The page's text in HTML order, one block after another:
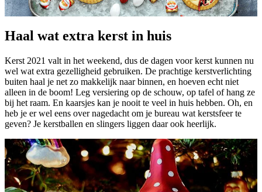
Haal wat extra kerst in huis
Kerst 2021 valt in het weekend, dus de dagen voor kerst kunnen nu
wel wat extra gezelligheid gebruiken. De prachtige kerstverlichting
buiten haal je net zo makkelijk naar binnen, en hoeven echt niet
alleen in de boom! Leg versiering op de schouw, op tafel of hang ze
bij het raam. En kaarsjes kan je nooit te veel in huis hebben. Oh, en
heb je er wel eens over nagedacht om je bureau wat kerstsfeer te
geven? Je kerstballen en slingers liggen daar ook heerlijk.